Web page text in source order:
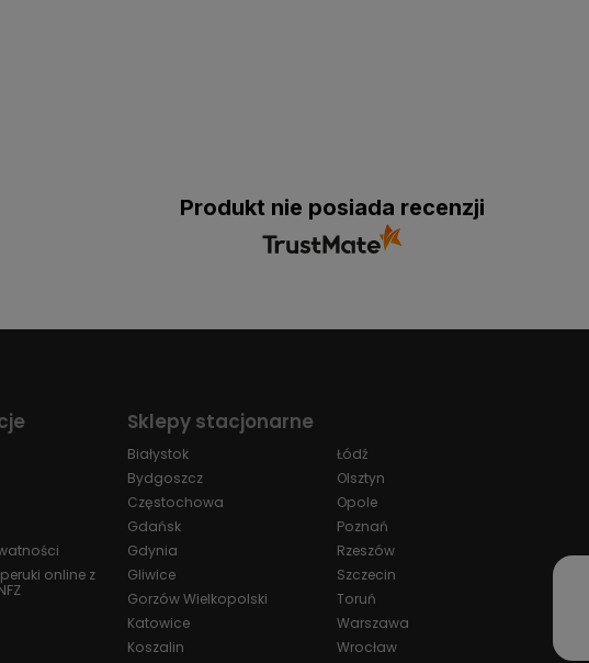
Produkt nie posiada recenzji
online z
Sklepy stacjonarne
Białystok
Bydgoszcz
Częstochowa
Gdańsk
Gdynia
Gliwice
Gorzów Wielkopolski
Katowice
Koszalin
Łódź
Olsztyn
Opole
Poznań
Rzeszów
Szczecin
Toruń
Warszawa
Wrocław